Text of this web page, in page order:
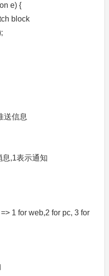
e) {
block
送信息
,1表示通知
1 for web,2 for pc, 3 for